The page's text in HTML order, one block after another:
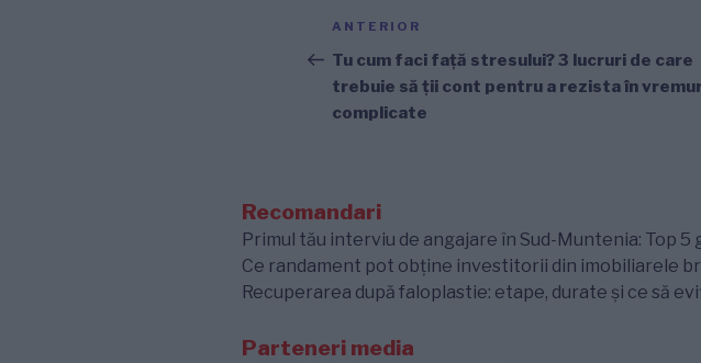
Navigare
în
articole
Articolul
anterior
ANTERIOR
Tu cum faci față stresului? 3 lucruri de care
trebuie să ții cont pentru a rezista în
complicate
Recomandari
Primul tău interviu de angajare în Sud-Muntenia: Top
Ce randament pot obține investitorii din imobiliarele
Recuperarea după faloplastie: etape, durate și ce să
Parteneri media